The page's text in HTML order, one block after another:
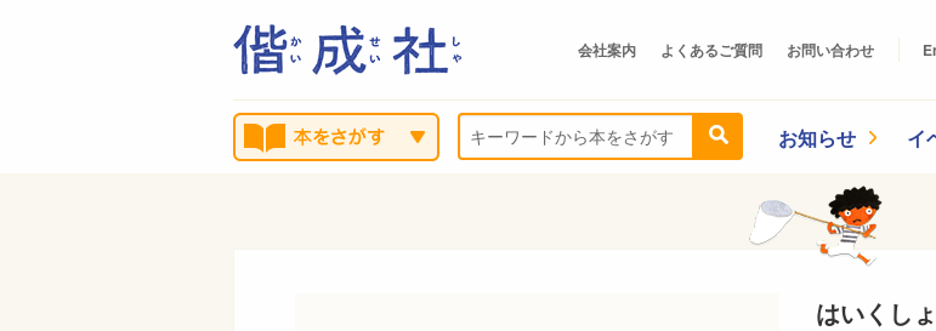
会社案内 よくあるご質問 お問い合わせ
お知らせ イ
はいくし